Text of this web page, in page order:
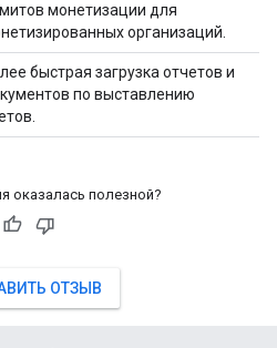
монетизации для
организаций.
быстрая загрузка отчетов и
по выставлению
оказалась полезной?
ОТЗЫВ